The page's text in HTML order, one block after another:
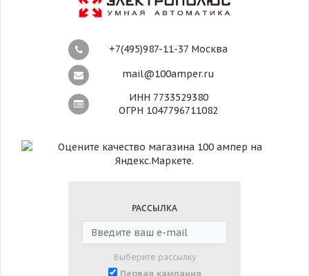
+7(495)987-11-37 Москва
mail@100amper.ru
ИНН 7733529380
ОГРН 1047796711082
РАССЫЛКА
Выберите рассылку